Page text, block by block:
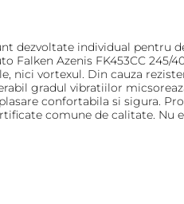
dezvoltate individual pentru
Azenis FK453CC 245/40
nici vortexul. Din cauza
gradul vibratiilor
confortabila si sigura.
comune de calitate. Nu